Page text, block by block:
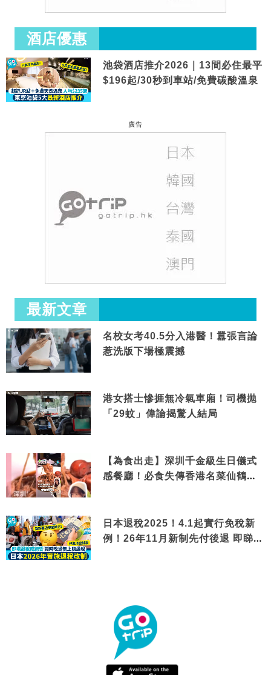
酒店優惠
池袋酒店推介2026｜13間必住最平
$196起/30秒到車站/免費碳酸溫泉
廣告
最新文章
名校女考40.5分入港醫！囂張言論
惹洗版下場極震撼
港女搭士慘捱無冷氣車廂！司機拋
「29蚊」偉論揭驚人結局
【為食出走】深圳千金級生日儀式
感餐廳！必食失傳香港名菜仙鶴神
日本退稅2025！4.1起實行免稅新
例！26年11月新制先付後退 即睇步